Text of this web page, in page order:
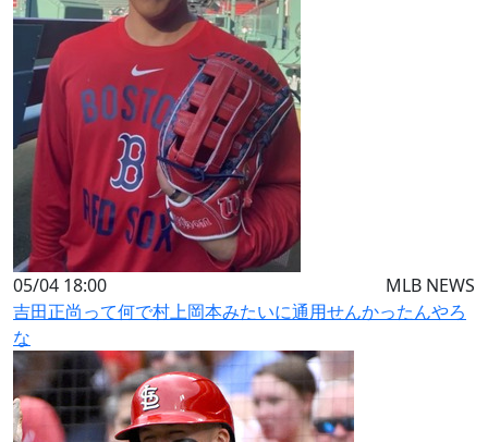
05/04 18:00
MLB NEWS
吉田正尚って何で村上岡本みたいに通用せんかったんやろ
な